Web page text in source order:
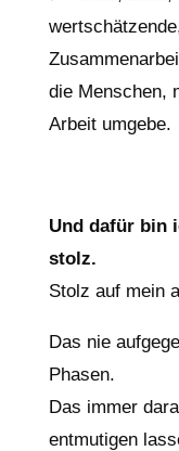
die Menschen,
Arbeit umgebe.
Und dafür bin
stolz.
Stolz auf mein
Das nie
Phasen.
Das immer
entmutigen